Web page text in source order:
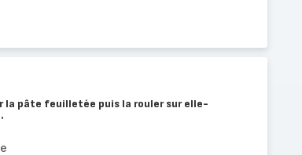
la pâte feuilletée puis la rouler sur elle-